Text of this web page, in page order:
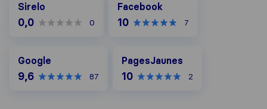
Sirelo
0,0 0
Facebook
10 7
Google
9,6 87
PagesJaunes
10 2